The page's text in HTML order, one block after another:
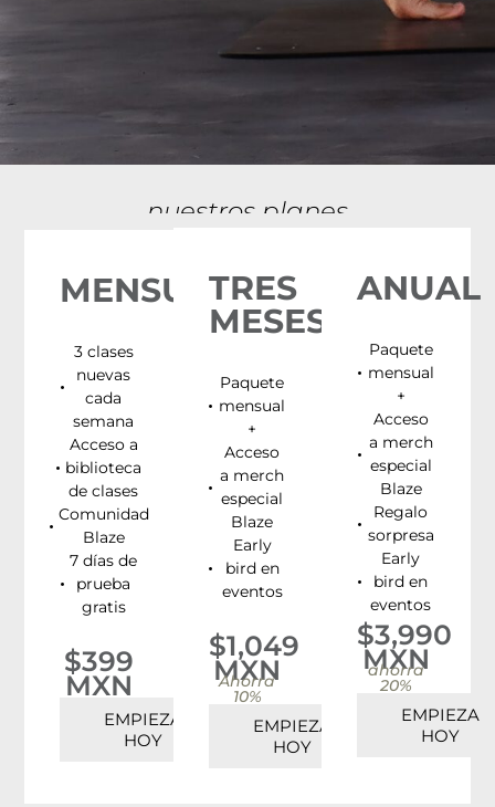
nuestros planes
MENSUAL
3 clases
nuevas
cada
semana
Acceso a
biblioteca
de clases
Comunidad
Blaze
7 días de
prueba
gratis
$399
MXN
EMPIEZA
HOY
TRES
MESES
Paquete
mensual
+
Acceso
a merch
especial
Blaze
Early
bird en
eventos
$1,049
MXN
Ahorra
10%
EMPIEZA
HOY
ANUAL
Paquete
mensual
+
Acceso
a merch
especial
Blaze
Regalo
sorpresa
Early
bird en
eventos
$3,990
MXN
ahorra
20%
EMPIEZA
HOY